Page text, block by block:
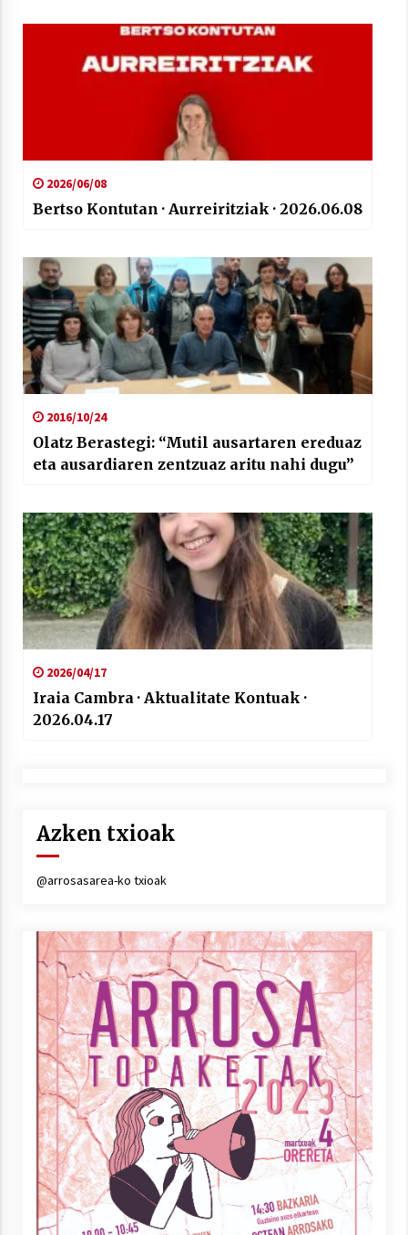
2026/06/08
Bertso Kontutan · Aurreiritziak · 2026.06.08
2016/10/24
Olatz Berastegi: “Mutil ausartaren ereduaz
eta ausardiaren zentzuaz aritu nahi dugu”
2026/04/17
Iraia Cambra · Aktualitate Kontuak ·
2026.04.17
Azken txioak
@arrosasarea-ko txioak